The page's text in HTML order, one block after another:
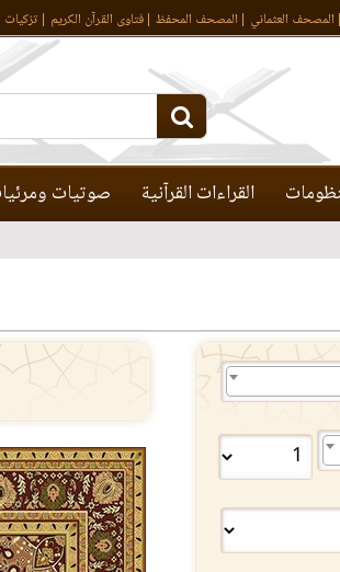
المصحف العثماني المصحف المحفظ فتاوى القرآن الكريم تزكيات
القراءات القرآنية صوتيات